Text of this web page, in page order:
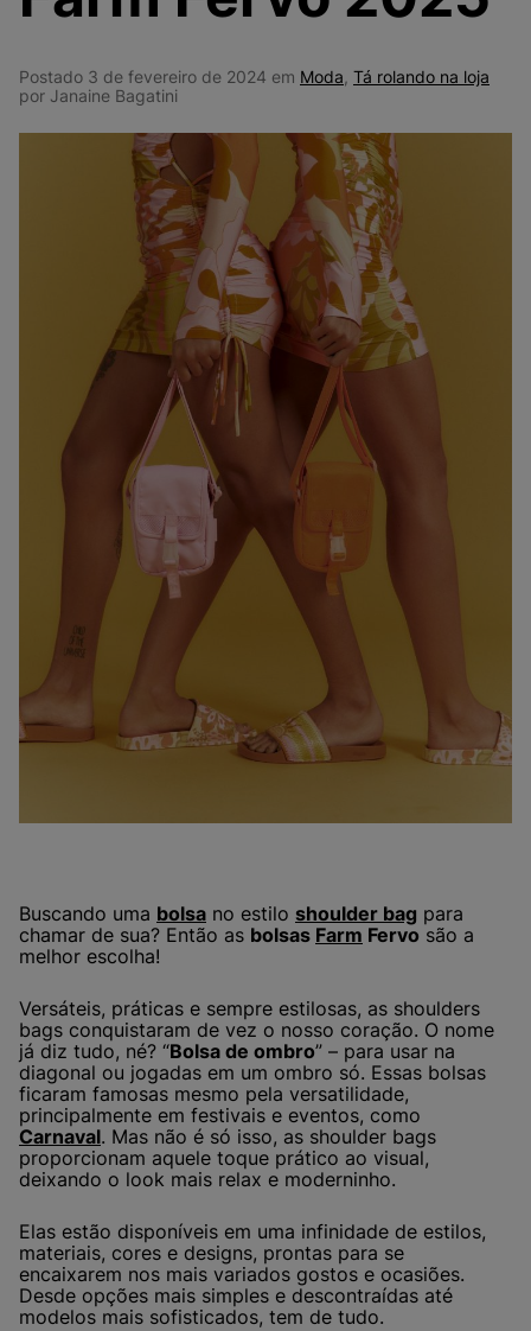
Postado 3 de fevereiro de 2024 em Moda Tá rolando na loja
por Janaine Bagatini
Buscando uma bolsa no estilo shoulder bag para
chamar de sua? Então as bolsas Farm Fervo são a
melhor escolha!
Versáteis, práticas e sempre estilosas, as shoulders
bags conquistaram de vez o nosso coração. O nome
já diz tudo, né? “Bolsa de ombro” – para usar na
diagonal ou jogadas em um ombro só. Essas bolsas
ficaram famosas mesmo pela versatilidade,
principalmente em festivais e eventos, como
Carnaval. Mas não é só isso, as shoulder bags
proporcionam aquele toque prático ao visual,
deixando o look mais relax e moderninho.
Elas estão disponíveis em uma infinidade de estilos,
materiais, cores e designs, prontas para se
encaixarem nos mais variados gostos e ocasiões.
Desde opções mais simples e descontraídas até
modelos mais sofisticados, tem de tudo.
º